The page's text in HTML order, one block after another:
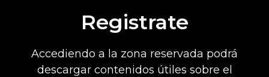
Registrate
Accediendo a la zona reservada podrá
descargar contenidos útiles sobre el